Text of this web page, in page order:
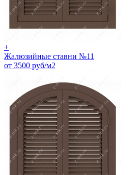
+
Жалюзийные ставни №11
от 3500 руб/м2